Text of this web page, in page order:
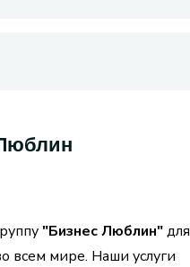
"Бизнес Люблин"для
всем мире. Наши услуги